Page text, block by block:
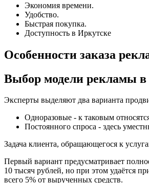
Экономия времени.
Удобство.
Быстрая покупка.
Доступность в Иркутске
Особенности заказа
Выбор модели рекламы в
Эксперты выделяют два варианта
Одноразовые - к таковым
Постоянного спроса - здесь
Задача клиента, обращающегося к
Первый вариант предусматривает
10 тысяч рублей, но при этом удаётся
всего 5% от вырученных средств.